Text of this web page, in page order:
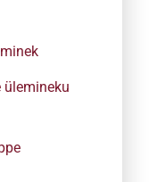
ülemineku